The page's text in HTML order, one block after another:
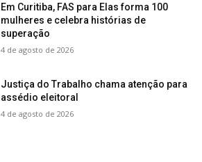
Em Curitiba, FAS para Elas forma 100
mulheres e celebra histórias de
superação
4 de agosto de 2026
Justiça do Trabalho chama atenção para
assédio eleitoral
4 de agosto de 2026